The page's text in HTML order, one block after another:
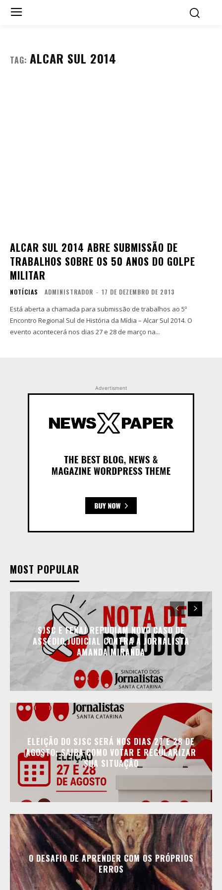
TAG: ALCAR SUL 2014
ALCAR SUL 2014 ABRE SUBMISSÃO DE
TRABALHOS SOBRE OS 50 ANOS DO GOLPE
MILITAR
NOTÍCIAS ADMINISTRADOR - 17 DE DEZEMBRO DE 2013
Está aberta a chamada para submissão de trabalhos ao 5º
Encontro Regional Sul de História da Mídia – Alcar Sul 2014. O
evento acontecerá nos dias 27 e 28 de março na...
Advertisment
MOST POPULAR
SJSC E FENAJ REPUDIAM NOVO CASO DE
ASSÉDIO JUDICIAL CONTRA A JORNALISTA
AMANDA MIRANDA
ELEIÇÃO DO SJSC SERÁ NOS DIAS 27 E 28 DE
AGOSTO; SAIBA COMO VOTAR E REGULARIZAR
SUA SITUAÇÃO
O DESAFIO DE APRENDER COM OS PRÓPRIOS
ERROS